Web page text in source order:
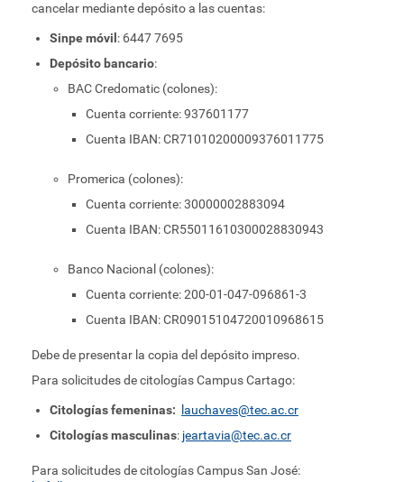
cancelar mediante depósito a las cuentas:
Sinpe móvil : 6447 7695
Depósito bancario:
BAC Credomatic (colones):
Cuenta corriente: 937601177
Cuenta IBAN: CR71010200009376011775
Promerica (colones):
Cuenta corriente: 30000002883094
Cuenta IBAN: CR55011610300028830943
Banco Nacional (colones):
Cuenta corriente: 200-01-047-096861-3
Cuenta IBAN: CR09015104720010968615
Debe de presentar la copia del depósito impreso.
Para solicitudes de citologías Campus Cartago:
Citologías femeninas:
lauchaves@tec.ac.cr
Citologías masculinas: jeartavia@tec.ac.cr
Para solicitudes de citologías Campus San José: